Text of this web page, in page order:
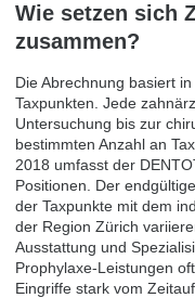
Wie setzen sich
zusammen?
Die Abrechnung basiert
Taxpunkten. Jede
Untersuchung bis zur
bestimmten Anzahl an
2018 umfasst der
Positionen. Der
der Taxpunkte mit dem
der Region Zürich
Ausstattung und
Prophylaxe-Leistungen
Eingriffe stark vom